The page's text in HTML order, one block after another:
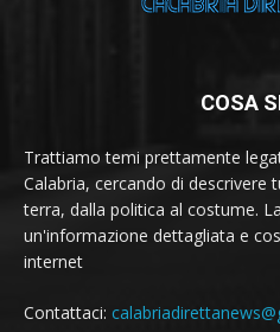
COSA
Trattiamo temi prettamente
Calabria, cercando di descrivere
terra, dalla politica al costume.
un'informazione dettagliata e
internet
Contattaci: